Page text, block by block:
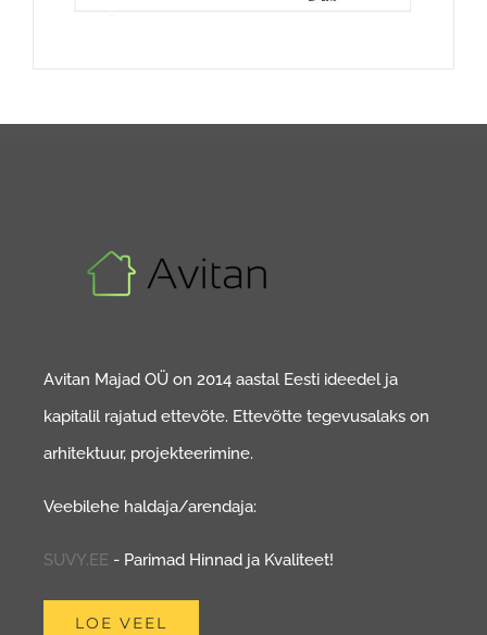
Avitan Majad OÜ on 2014 aastal Eesti ideedel ja
kapitalil rajatud ettevõte. Ettevõtte tegevusalaks on
arhitektuur, projekteerimine.
Veebilehe haldaja/arendaja:
SUVY.EE - Parimad Hinnad ja Kvaliteet!
LOE VEEL